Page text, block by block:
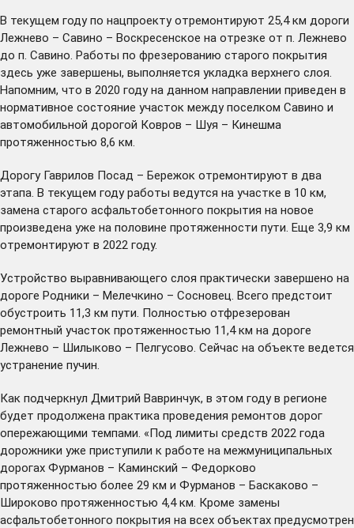
В текущем году по нацпроекту отремонтируют 25,4 км дороги
Лежнево – Савино – Воскресенское на отрезке от п. Лежнево
до п. Савино. Работы по фрезерованию старого покрытия
здесь уже завершены, выполняется укладка верхнего слоя.
Напомним, что в 2020 году на данном направлении приведен в
нормативное состояние участок между поселком Савино и
автомобильной дорогой Ковров – Шуя – Кинешма
протяженностью 8,6 км.
Дорогу Гаврилов Посад – Бережок отремонтируют в два
этапа. В текущем году работы ведутся на участке в 10 км,
замена старого асфальтобетонного покрытия на новое
произведена уже на половине протяженности пути. Еще 3,9 км
отремонтируют в 2022 году.
Устройство выравнивающего слоя практически завершено на
дороге Родники – Мелечкино – Сосновец. Всего предстоит
обустроить 11,3 км пути. Полностью отфрезерован
ремонтный участок протяженностью 11,4 км на дороге
Лежнево – Шилыково – Пелгусово. Сейчас на объекте ведется
устранение пучин.
Как подчеркнул Дмитрий Вавринчук, в этом году в регионе
будет продолжена практика проведения ремонтов дорог
опережающими темпами. «Под лимиты средств 2022 года
дорожники уже приступили к работе на межмуниципальных
дорогах Фурманов – Каминский – Федорково
протяженностью более 29 км и Фурманов – Баскаково –
Широково протяженностью 4,4 км. Кроме замены
асфальтобетонного покрытия на всех объектах предусмотрен